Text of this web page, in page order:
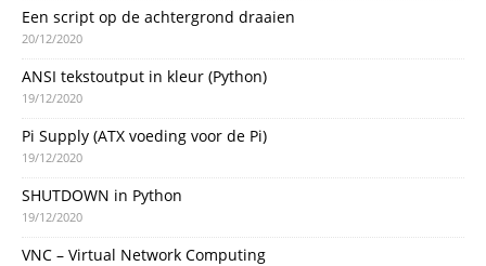
Een script op de achtergrond draaien
20/12/2020
ANSI tekstoutput in kleur (Python)
19/12/2020
Pi Supply (ATX voeding voor de Pi)
19/12/2020
SHUTDOWN in Python
19/12/2020
VNC – Virtual Network Computing